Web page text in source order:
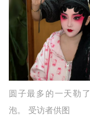
圆子最多的一天勒
泡。 受访者供图